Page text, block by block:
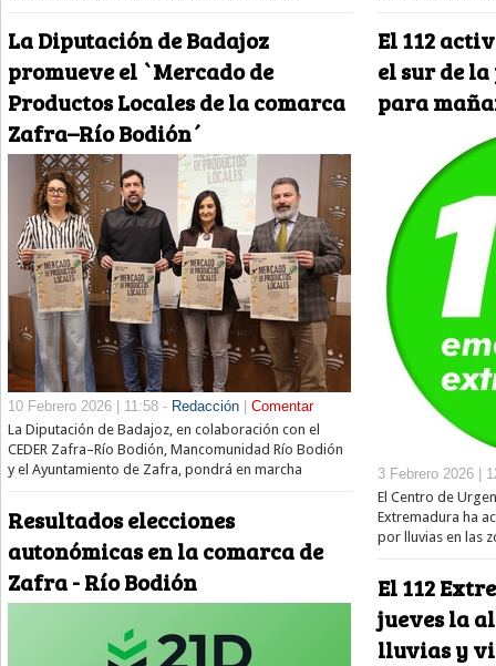
La Diputación de Badajoz
promueve el `Mercado de
Productos Locales de la comarca
Zafra–Río Bodión´
10 Febrero 2026 | 11:58 - Redacción| Comentar
La Diputación de Badajoz, en colaboración con el
CEDER Zafra–Río Bodión, Mancomunidad Río Bodión
y el Ayuntamiento de Zafra, pondrá en marcha
Resultados elecciones
autonómicas en la comarca de
Zafra - Río Bodión
El 112
el sur de
para
3 Febrero 2026 |
El Centro de
Extremadura ha
por lluvias en las
El 112
jueves la
lluvias y